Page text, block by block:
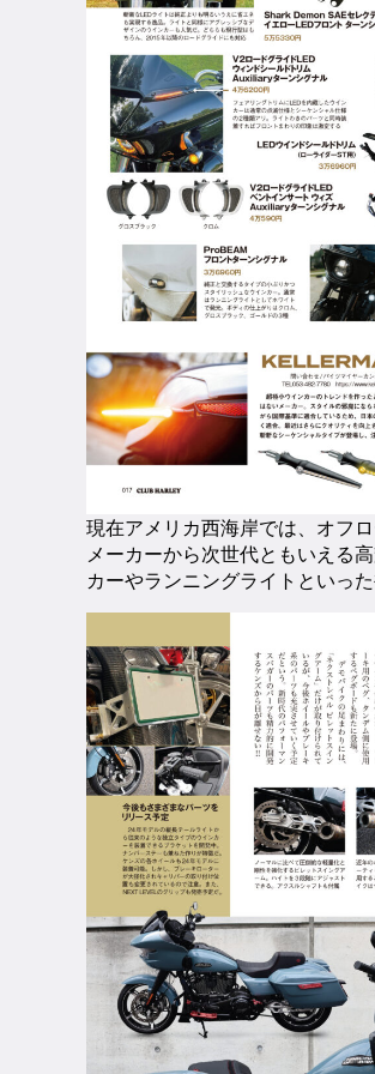
現在アメリカ西海岸では、オフ
メーカーから次世代ともいえる
カーやランニングライトといっ